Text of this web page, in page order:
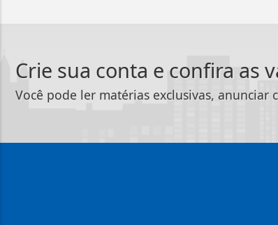
Crie sua conta e confira as
Você pode ler matérias exclusivas, anunciar